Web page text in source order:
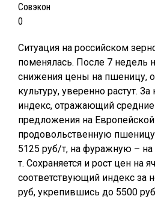
Совэкон
0
Ситуация на российском
поменялась. После 7 недель
снижения цены на пшеницу,
культуру, уверенно растут.
индекс, отражающий
предложения на Европейской
продовольственную
5125 руб/т, на фуражную –
т. Сохраняется и рост цен на
соответствующий индекс за
руб, укрепившись до 5500